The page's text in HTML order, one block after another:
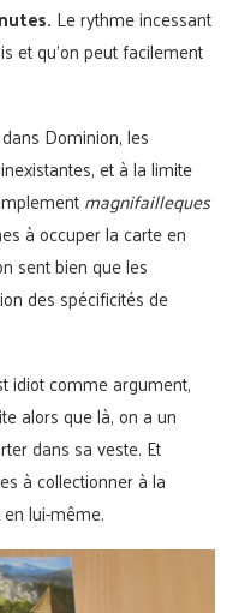
Le rythme incessant
et qu’on peut facilement
Dominion, les
et à la limite
magnifailleques
à occuper la carte en
sent bien que les
des spécificités de
idiot comme argument,
alors que là, on a un
dans sa veste. Et
à collectionner à la
lui-même.